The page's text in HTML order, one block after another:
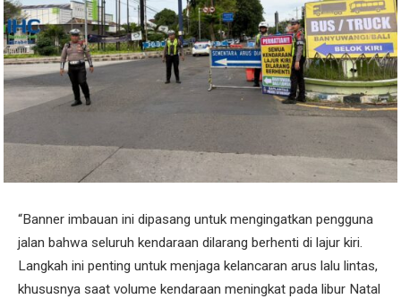
“Banner imbauan ini dipasang untuk mengingatkan pengguna
jalan bahwa seluruh kendaraan dilarang berhenti di lajur kiri.
Langkah ini penting untuk menjaga kelancaran arus lalu lintas,
khususnya saat volume kendaraan meningkat pada libur Natal